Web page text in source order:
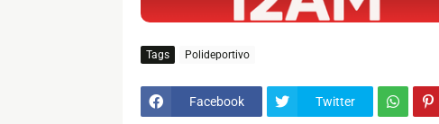
Tags Polideportivo
Facebook Twitter